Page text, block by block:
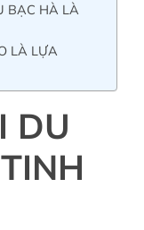
BẠC HÀ LÀ
LÀ LỰA
DU